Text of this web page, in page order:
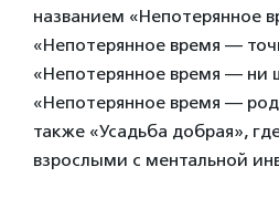
названием «Непотерянное
«Непотерянное время —
«Непотерянное время — ни
«Непотерянное время —
также «Усадьба добрая»,
взрослыми с ментальной